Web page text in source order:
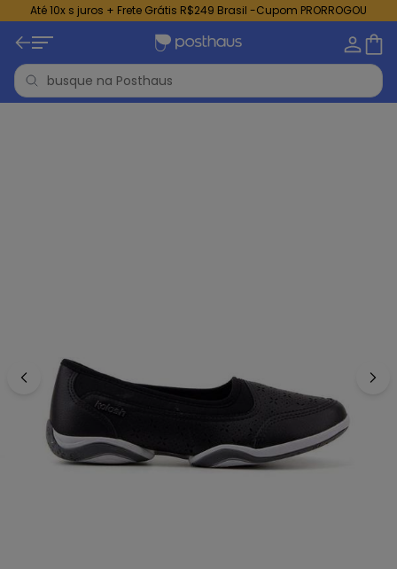
Até 10x s juros + Frete Grátis R$249 Brasil -Cupom PRORROGOU